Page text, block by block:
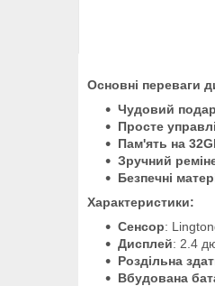
Основні переваги
Чудовий
Просте
Пам'ять на
Зручний
Безпечні
Характеристики:
Сенсор:
Дисплей: 2.4
Роздільна
Вбудована